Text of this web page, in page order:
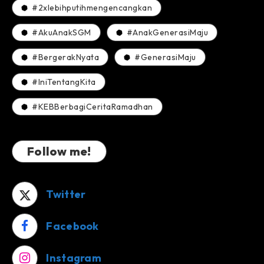
#2xlebihputihmengencangkan
#AkuAnakSGM #AnakGenerasiMaju
#BergerakNyata #GenerasiMaju
#IniTentangKita
#KEBBerbagiCeritaRamadhan
Follow me!
Twitter
Facebook
Instagram